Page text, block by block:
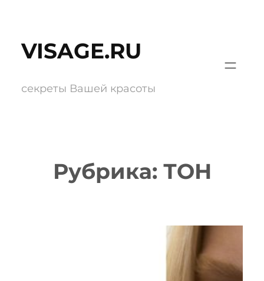
содержимому
VISAGE.RU
секреты Вашей красоты
Рубрика: ТОН